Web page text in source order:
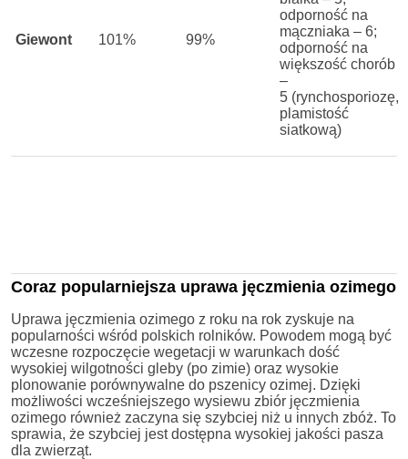
Giewont 101% 99%
odporność na
mączniaka – 6;
odporność na
większość chorób
–
5 (rynchosporiozę,
plamistość
siatkową)
Coraz popularniejsza uprawa jęczmienia ozimego
Uprawa jęczmienia ozimego z roku na rok zyskuje na
popularności wśród polskich rolników. Powodem mogą być
wczesne rozpoczęcie wegetacji w warunkach dość
wysokiej wilgotności gleby (po zimie) oraz wysokie
plonowanie porównywalne do pszenicy ozimej. Dzięki
możliwości wcześniejszego wysiewu zbiór jęczmienia
ozimego również zaczyna się szybciej niż u innych zbóż. To
sprawia, że szybciej jest dostępna wysokiej jakości pasza
dla zwierząt.